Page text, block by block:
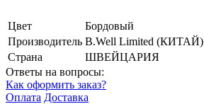
Цвет
Бордовый
Производитель B.Well Limited (КИТАЙ)
Страна
ШВЕЙЦАРИЯ
Ответы на вопросы:
Как оформить заказ?
Оплата Доставка